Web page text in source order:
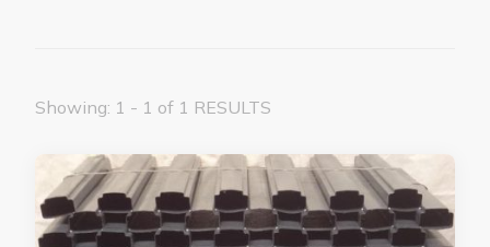
Showing: 1 - 1 of 1 RESULTS